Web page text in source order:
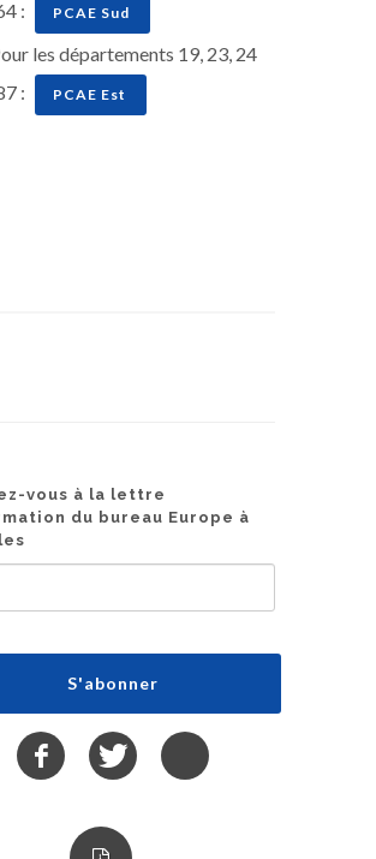
:
PCAE Sud
les départements 19, 23, 24
:
PCAE Est
vous à la lettre
du bureau Europe à